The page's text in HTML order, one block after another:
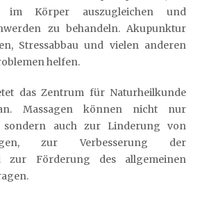
im Körper auszugleichen und
zu behandeln. Akupunktur
Stressabbau und vielen anderen
helfen.
das Zentrum für Naturheilkunde
Massagen können nicht nur
sondern auch zur Linderung von
zur Verbesserung der
zur Förderung des allgemeinen